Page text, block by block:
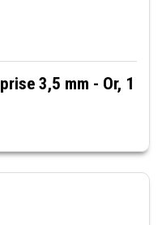
3,5 mm - Or, 1